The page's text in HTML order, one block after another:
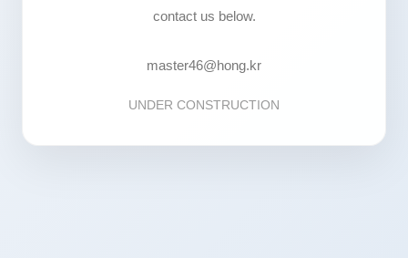
contact us below.
master46@hong.kr
UNDER CONSTRUCTION